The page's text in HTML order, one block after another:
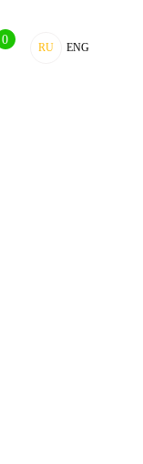
0
RU ENG